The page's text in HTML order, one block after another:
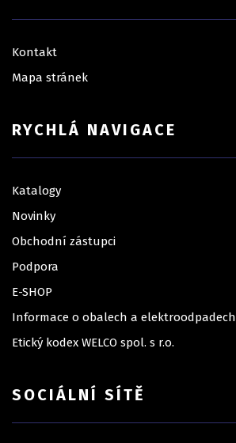
Kontakt
Mapa stránek
RYCHLÁ NAVIGACE
Katalogy
Novinky
Obchodní zástupci
Podpora
E-SHOP
Informace o obalech a elektroodpadech
Etický kodex WELCO spol. s r.o.
SOCIÁLNÍ SÍTĚ